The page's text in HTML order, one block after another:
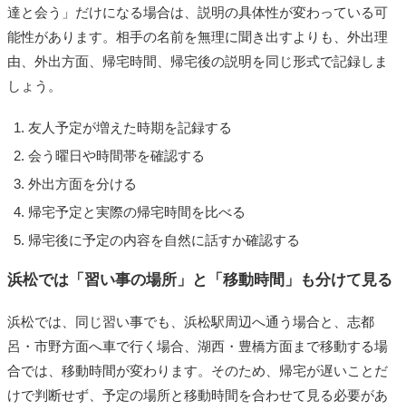
達と会う」だけになる場合は、説明の具体性が変わっている可
能性があります。相手の名前を無理に聞き出すよりも、外出理
由、外出方面、帰宅時間、帰宅後の説明を同じ形式で記録しま
しょう。
友人予定が増えた時期を記録する
会う曜日や時間帯を確認する
外出方面を分ける
帰宅予定と実際の帰宅時間を比べる
帰宅後に予定の内容を自然に話すか確認する
浜松では「習い事の場所」と「移動時間」も分けて見る
浜松では、同じ習い事でも、浜松駅周辺へ通う場合と、志都
呂・市野方面へ車で行く場合、湖西・豊橋方面まで移動する場
合では、移動時間が変わります。そのため、帰宅が遅いことだ
けで判断せず、予定の場所と移動時間を合わせて見る必要があ